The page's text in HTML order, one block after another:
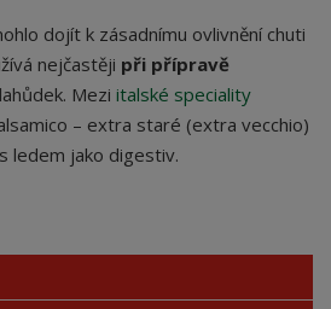
dojít k zásadnímu ovlivnění chuti
nejčastěji při přípravě
Meziitalské speciality
– extra staré (extra vecchio)
ledem jako digestiv.